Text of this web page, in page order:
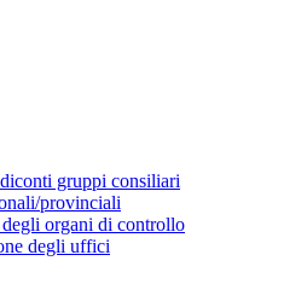
gruppi consiliari
provinciali
organi di controllo
degli uffici